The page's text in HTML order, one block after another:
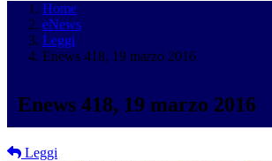
Home
eNews
Leggi
Enews 418, 19 marzo 2016
Enews 418, 19 marzo 2016
Leggi